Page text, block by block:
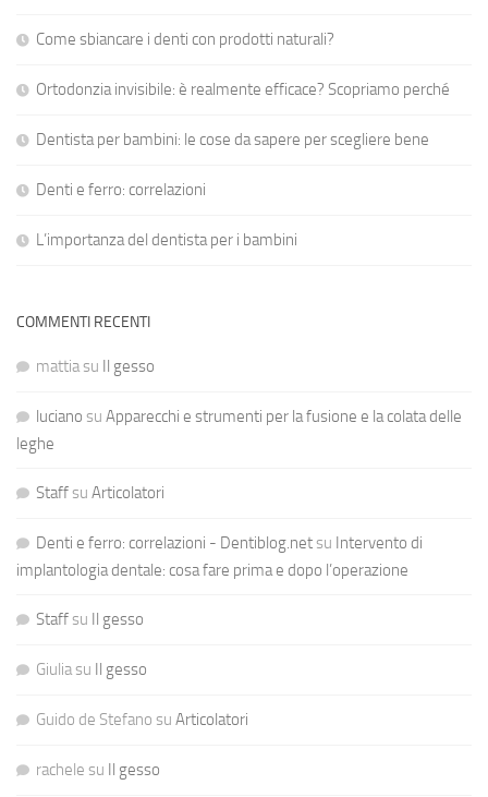
Come sbiancare i denti con prodotti naturali?
Ortodonzia invisibile: è realmente efficace? Scopriamo perché
Dentista per bambini: le cose da sapere per scegliere bene
Denti e ferro: correlazioni
L’importanza del dentista per i bambini
COMMENTI RECENTI
mattiasu Il gesso
luciano su Apparecchi e strumenti per la fusione e la colata delle
leghe
Staffsu Articolatori
Denti e ferro: correlazioni - Dentiblog.netsu Intervento di
implantologia dentale: cosa fare prima e dopo l’operazione
Staffsu Il gesso
Giuliasu Il gesso
Guido de Stefano su Articolatori
rachele su Il gesso